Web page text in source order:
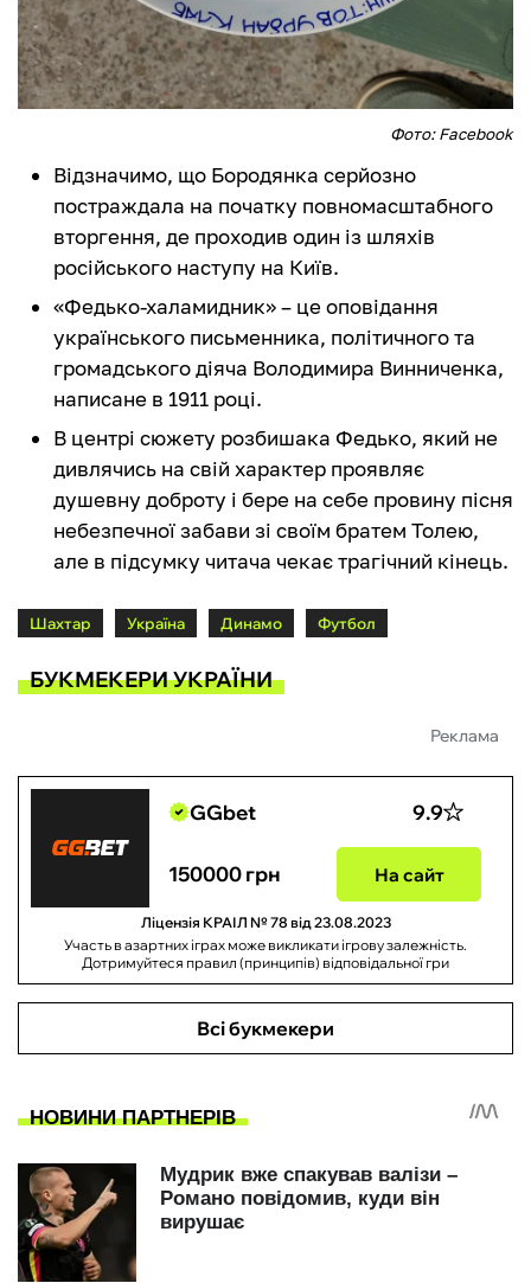
Фото: Facebook
Відзначимо, що Бородянка серйозно
постраждала на початку повномасштабного
вторгення, де проходив один із шляхів
російського наступу на Київ.
«Федько-халамидник» – це оповідання
українського письменника, політичного та
громадського діяча Володимира Винниченка,
написане в 1911 році.
В центрі сюжету розбишака Федько, який не
дивлячись на свій характер проявляє
душевну доброту і бере на себе провину пісня
небезпечної забави зі своїм братем Толею,
але в підсумку читача чекає трагічний кінець.
Шахтар Україна Динамо Футбол
БУКМЕКЕРИ УКРАЇНИ
Реклама
GGbet 9.9
150000 грн На сайт
Ліцензія КРАІЛ № 78 від 23.08.2023
Участь в азартних іграх може викликати ігрову залежність.
Дотримуйтеся правил (принципів) відповідальної гри
Всі букмекери